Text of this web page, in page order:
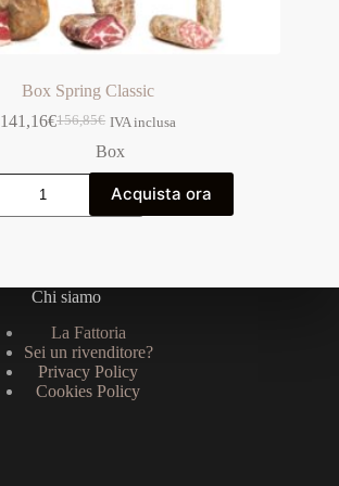
Box Spring Classic
156,85€
Il
prezzo
141,16€Il
prezzo
IVA inclusa
Box
Acquista ora
Chi siamo
La Fattoria
Sei un rivenditore?
Privacy Policy
Cookies Policy